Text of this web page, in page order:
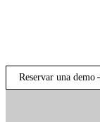
Reservar una demo